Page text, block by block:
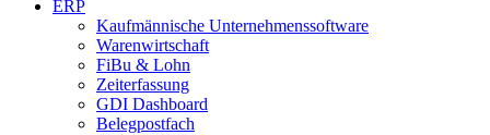
ERP
Kaufmännische Unternehmenssoftware
Warenwirtschaft
FiBu & Lohn
Zeiterfassung
GDI Dashboard
Belegpostfach